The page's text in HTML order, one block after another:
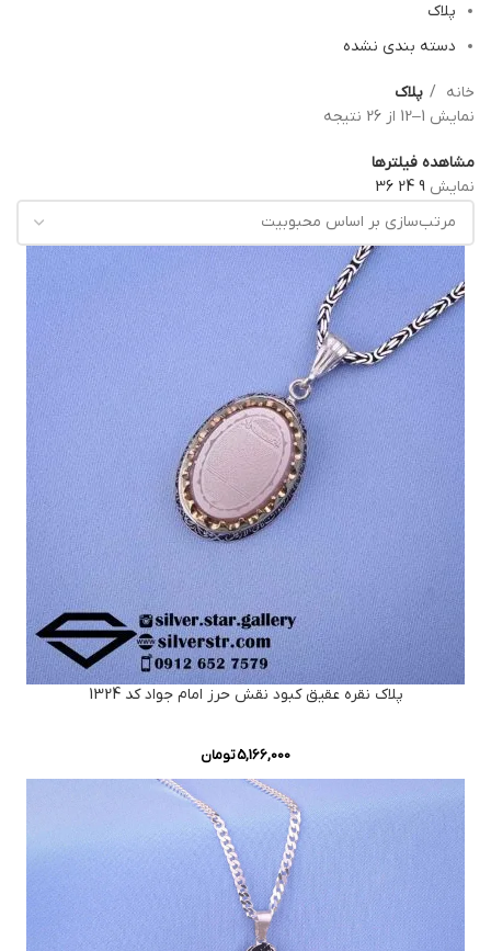
پلاک
دسته بندی نشده
خانه
پلاک
نمایش 1–12 از 26 نتیجه
مشاهده فیلترها
نمایش 9
24
36
پلاک نقره عقیق کبود نقش حرز امام جواد کد 1324
5,166,000تومان